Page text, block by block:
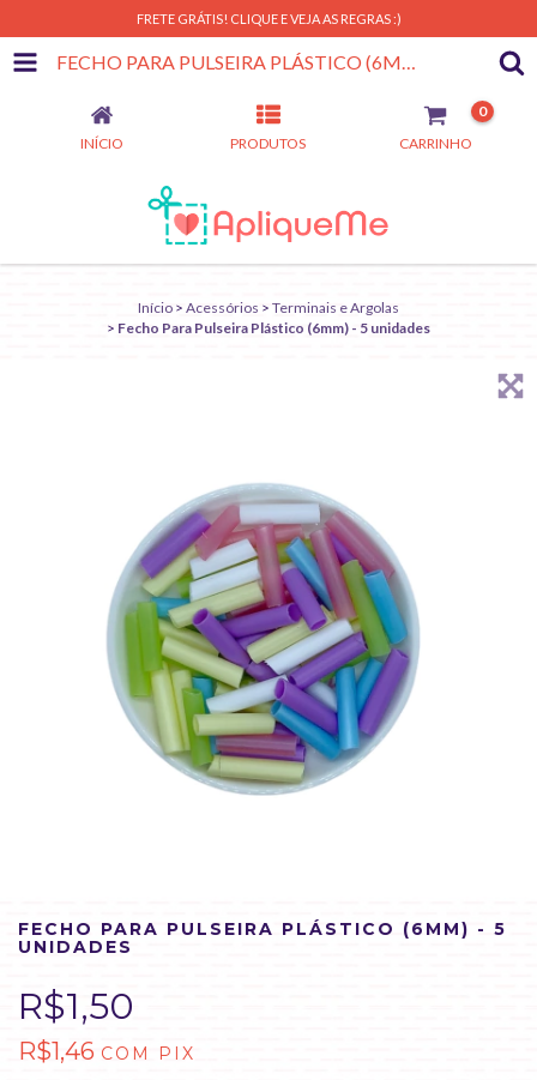
FRETE GRÁTIS! CLIQUE E VEJA AS REGRAS :)
FECHO PARA PULSEIRA PLÁSTICO (6MM) - 5 UNIDADES
INÍCIO PRODUTOS CARRINHO
0
Início > Acessórios > Terminais e Argolas
> Fecho Para Pulseira Plástico (6mm) - 5 unidades
FECHO PARA PULSEIRA PLÁSTICO (6MM) - 5
UNIDADES
R$1,50
R$1,46 COM PIX